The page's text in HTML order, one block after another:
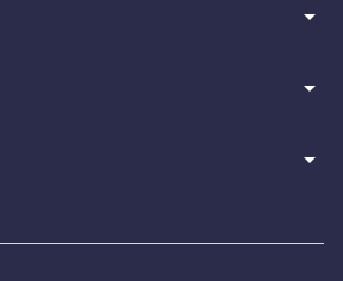
arrow_drop_down
arrow_drop_down
arrow_drop_down